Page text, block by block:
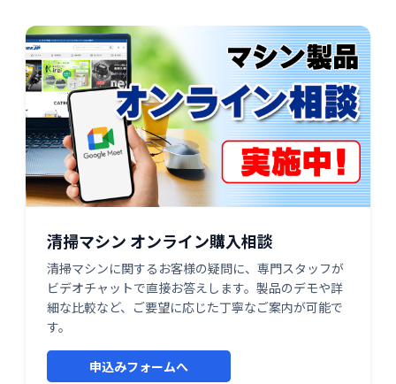
清掃マシン オンライン購入相談
清掃マシンに関するお客様の疑問に、専門スタッフが
ビデオチャットで直接お答えします。製品のデモや詳
細な比較など、ご要望に応じた丁寧なご案内が可能で
す。
申込みフォームへ